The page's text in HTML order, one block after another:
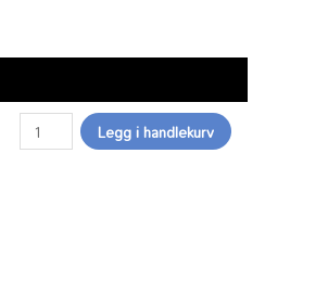
Legg i handlekurv